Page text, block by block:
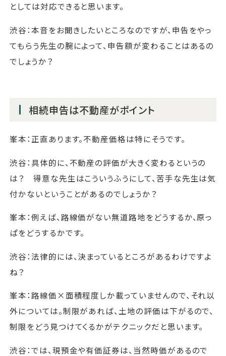
としては対応できると思います。
渋谷：本音をお聞きしたいところなのですが、申告をやっ
てもらう先生の腕によって、申告額が変わることはあるの
でしょうか？
相続申告は不動産がポイント
峯本：正直あります。不動産価格は特にそうです。
渋谷：具体的に、不動産の評価が大きく変わるというの
は？ 得意な先生はこういうふうにして、苦手な先生は気
付かないということがあるのでしょうか？
峯本：例えば、路線価がない無道路地をどうするか、原っ
ぱをどうするかです。
渋谷：法律的には、決まっているところがあるわけですよ
ね？
峯本：路線価×面積程度しか載っていませんので、それ以
外については。制限があれば、土地の評価は下がるので、
制限をどう見つけてくるかがテクニックだと思います。
渋谷：では、現預金や有価証券は、当然時価があるので